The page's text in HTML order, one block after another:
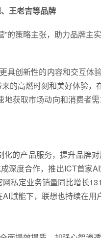
王老吉等品牌
”的策略主张，助力品牌
具创新性的内容和交互
的高燃时刻和美好体验，
获取市场动向和消费者
的产品服务，提升品牌
深度合作，推出ICT首家
私定业务销量同比增长
赋能下，联想也持续在用